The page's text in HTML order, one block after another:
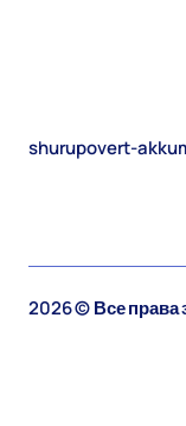
shurupovert-
2026 © Все